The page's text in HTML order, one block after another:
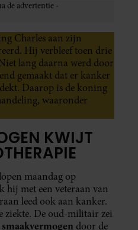
Charles aan zijn
Hij verbleef toen drie
lang daarna werd door
gemaakt dat er kanker
Daarop is de koning
waaronder
KWIJT
maandag op
hij met een veteraan van
leed ook aan kanker.
ziekte. De oud-militair zei
smaakvermogen door de